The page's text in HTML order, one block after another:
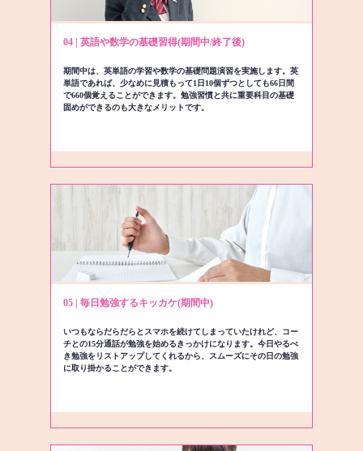
04 | 英語や数学の基礎習得(期間中/終了後)
期間中は、英単語の学習や数学の基礎問題演習を実施します。英
単語であれば、少なめに見積もって1日10個ずつとしても66日間
で660個覚えることができます。勉強習慣と共に重要科目の基礎
固めができるのも大きなメリットです。
05 | 毎日勉強するキッカケ(期間中)
いつもならだらだらとスマホを続けてしまっていたけれど、コー
チとの15分通話が勉強を始めるきっかけになります。今日やるべ
き勉強をリストアップしてくれるから、スムーズにその日の勉強
に取り掛かることができます。